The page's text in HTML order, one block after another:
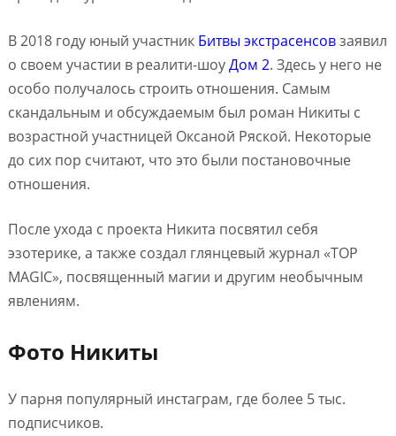
В 2018 году юный участник Битвы экстрасенсовзаявил
о своем участии в реалити-шоуДом 2. Здесь у него не
особо получалось строить отношения. Самым
скандальным и обсуждаемым был роман Никиты с
возрастной участницей Оксаной Ряской. Некоторые
до сих пор считают, что это были постановочные
отношения.
После ухода с проекта Никита посвятил себя
эзотерике, а также создал глянцевый журнал «TOP
MAGIC», посвященный магии и другим необычным
явлениям.
Фото Никиты
У парня популярный инстаграм, где более 5 тыс.
подписчиков.